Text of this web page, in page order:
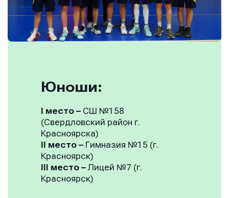
Юноши:
I место – СШ №158
(Свердловский район г.
Красноярска)
II место – Гимназия №15 (г.
Красноярск)
III место –Лицей №7 (г.
Красноярск)